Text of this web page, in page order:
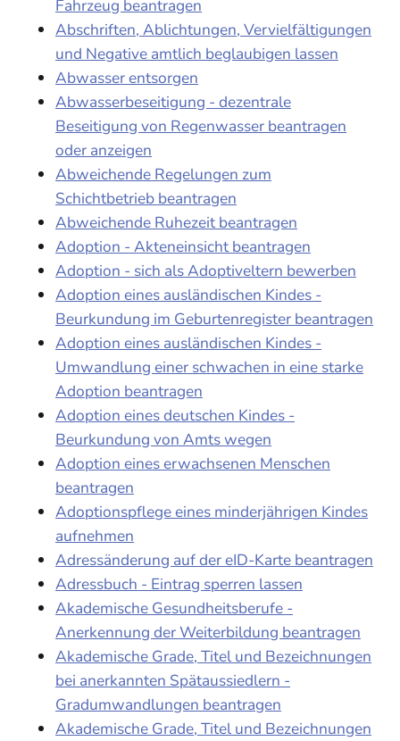
Fahrzeug beantragen
Abschriften, Ablichtungen, Vervielfältigungen
und Negative amtlich beglaubigen lassen
Abwasser entsorgen
Abwasserbeseitigung - dezentrale
Beseitigung von Regenwasser beantragen
oder anzeigen
Abweichende Regelungen zum
Schichtbetrieb beantragen
Abweichende Ruhezeit beantragen
Adoption - Akteneinsicht beantragen
Adoption - sich als Adoptiveltern bewerben
Adoption eines ausländischen Kindes -
Beurkundung im Geburtenregister beantragen
Adoption eines ausländischen Kindes -
Umwandlung einer schwachen in eine starke
Adoption beantragen
Adoption eines deutschen Kindes -
Beurkundung von Amts wegen
Adoption eines erwachsenen Menschen
beantragen
Adoptionspflege eines minderjährigen Kindes
aufnehmen
Adressänderung auf der eID-Karte beantragen
Adressbuch - Eintrag sperren lassen
Akademische Gesundheitsberufe -
Anerkennung der Weiterbildung beantragen
Akademische Grade, Titel und Bezeichnungen
bei anerkannten Spätaussiedlern -
Gradumwandlungen beantragen
Akademische Grade, Titel und Bezeichnungen